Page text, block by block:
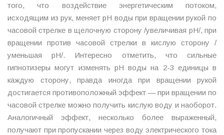
того, что воздействие энергетическим потоком,
исходящим из рук, меняет рН воды при вращении рукой по
часовой стрелке в щелочную сторону /увеличивая рН/, при
вращении против часовой стрелки в кислую сторону /
уменьшая рН/. Интересно отметить, что сильные
гипнотизеры могут изменять рН воды на 2-3 единицы в
каждую сторону, правда иногда при вращении рукой
достигается противоположный эффект — при вращении по
часовой стрелке можно получить кислую воду и наоборот.
Аналогичный эффект, несколько более выраженный,
получают при пропускании через воду электрического тока